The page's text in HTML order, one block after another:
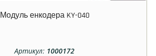
Модуль енкодера KY-040
Артикул: 1000172